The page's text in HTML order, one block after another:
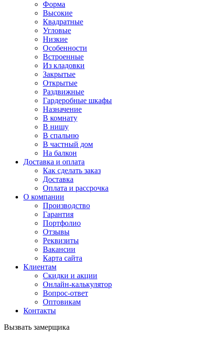
Форма
Высокие
Квадратные
Угловые
Низкие
Особенности
Встроенные
Из кладовки
Закрытые
Открытые
Раздвижные
Гардеробные шкафы
Назначение
В комнату
В нишу
В спальню
В частный дом
На балкон
Доставка и оплата
Как сделать заказ
Доставка
Оплата и рассрочка
О компании
Производство
Гарантия
Портфолио
Отзывы
Реквизиты
Вакансии
Карта сайта
Клиентам
Скидки и акции
Онлайн-калькулятор
Вопрос-ответ
Оптовикам
Контакты
Вызвать замерщика